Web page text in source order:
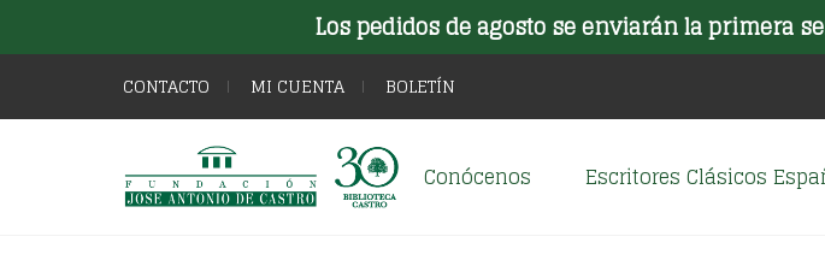
Los pedidos de agosto se enviarán la primera
CONTACTO MI CUENTA BOLETÍN
Conócenos Escritores Clásicos